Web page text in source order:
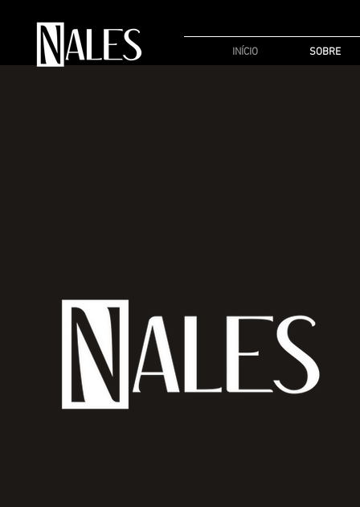
INÍCIO SOBRE